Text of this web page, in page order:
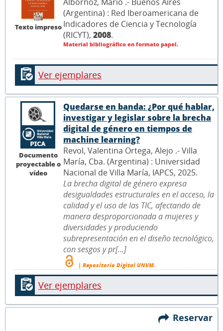
Texto impreso
(Argentina) : Red Iberoamericana de
Indicadores de Ciencia y Tecnología
(RICYT), 2008.
Material bibliográfico en formato papel.
Ver ejemplares
Documento
proyectable o
vídeo
Quedarse en banda: ¿Por qué hablar,
investigar y legislar sobre la brecha
digital de género en tiempos de
machine learning?
Revol, Valentina Ortega, Alejo .- Villa
María, Cba. (Argentina) : Universidad
Nacional de Villa María, IAPCS, 2025.
La brecha digital de género expresa
desigualdades estructurales en el acceso, la
calidad y el uso de las TIC, afectando de
manera desproporcionada a mujeres y
diversidades y produciendo
subrepresentación en el diseño tecnológico,
con sesgos y pr[...]
| Repositorio Digital UNVM.
Ver ejemplares
Reservar